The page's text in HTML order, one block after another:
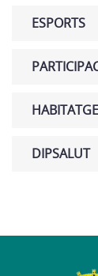
ESPORTS
HABITATGE
DIPSALUT